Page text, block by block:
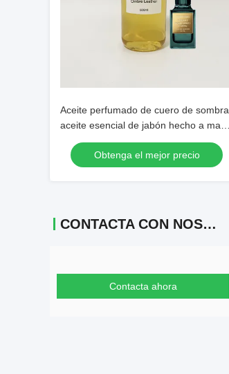
Aceite perfumado de cuero de sombra,
aceite esencial de jabón hecho a mano
puro
Obtenga el mejor precio
CONTACTA CON NOSOTROS
Contacta ahora